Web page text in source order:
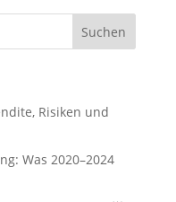
Risiken und
Was 2020–2024